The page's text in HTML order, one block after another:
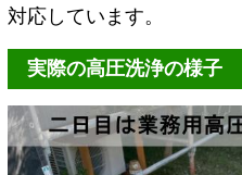
対応しています。
実際の高圧洗浄の様子